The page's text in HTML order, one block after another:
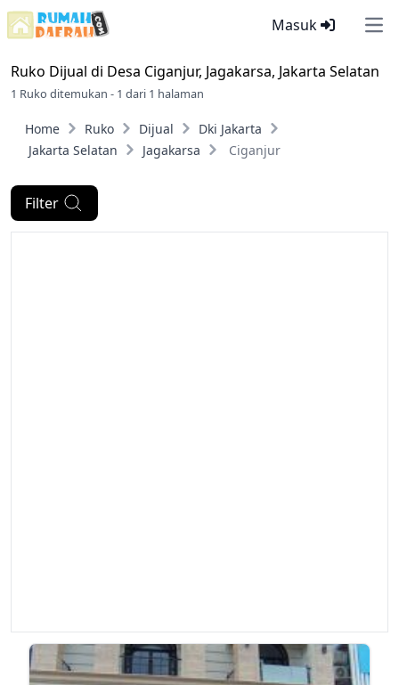
Masuk
Ruko Dijual di Desa Ciganjur, Jagakarsa, Jakarta Selatan
1 Ruko ditemukan - 1 dari 1 halaman
Home Ruko Dijual
Dki Jakarta
Jakarta Selatan
Jagakarsa Ciganjur
Filter